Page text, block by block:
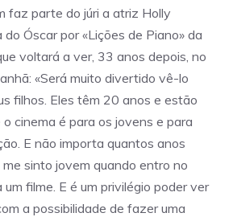
faz parte do júri a atriz Holly
Óscar por «Lições de Piano» da
voltará a ver, 33 anos depois, no
«Será muito divertido vê-lo
filhos. Eles têm 20 anos e estão
cinema é para os jovens e para
E não importa quantos anos
sinto jovem quando entro no
filme. E é um privilégio poder ver
a possibilidade de fazer uma